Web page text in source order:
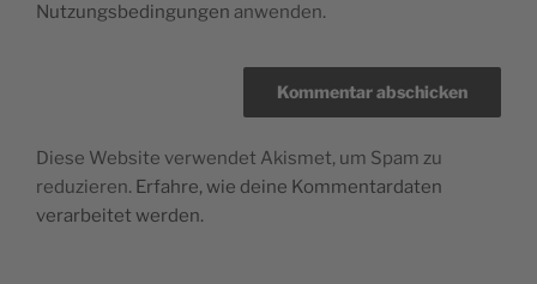
Nutzungsbedingungen anwenden.
Diese Website verwendet Akismet, um Spam zu
reduzieren. Erfahre, wie deine Kommentardaten
verarbeitet werden.